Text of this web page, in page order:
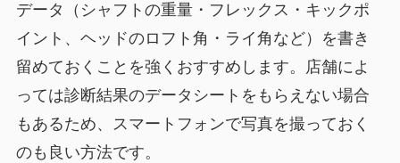
データ（シャフトの重量・フレックス・キックポ
イント、ヘッドのロフト角・ライ角など）を書き
留めておくことを強くおすすめします。店舗によ
っては診断結果のデータシートをもらえない場合
もあるため、スマートフォンで写真を撮っておく
のも良い方法です。